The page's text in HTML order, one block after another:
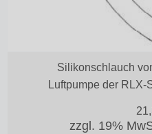
Silikonschlauch
Luftpumpe der
zzgl. 19%